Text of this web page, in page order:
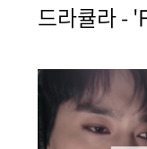
드라큘라 -